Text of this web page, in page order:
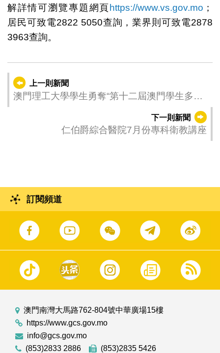
解詳情可瀏覽專題網頁https://www.vs.gov.mo ；
居民可致電2822 5050查詢，業界則可致電2878
3963查詢。
上一則新聞
澳門理工大學學生勇奪“第十二屆澳門學生多媒
下一則新聞
仁伯爵綜合醫院7月份專科衛教講座
訂閱頻道
澳門南灣大馬路762-804號中華廣場15樓
https://www.gcs.gov.mo
info@gcs.gov.mo
(853)2833 2886
(853)2835 5426